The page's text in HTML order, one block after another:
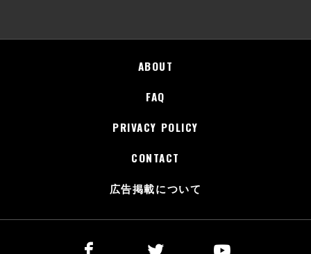
ABOUT
FAQ
PRIVACY POLICY
CONTACT
広告掲載について